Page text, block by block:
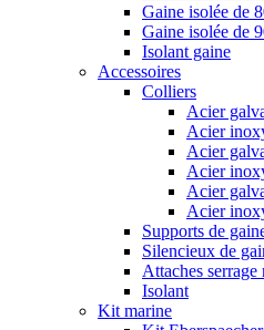
Gaine isolée de
Gaine isolée de
Isolant gaine
Accessoires
Colliers
Acier
Acier
Acier
Acier
Acier
Acier
Supports de
Silencieux de
Attaches serrage
Isolant
Kit marine